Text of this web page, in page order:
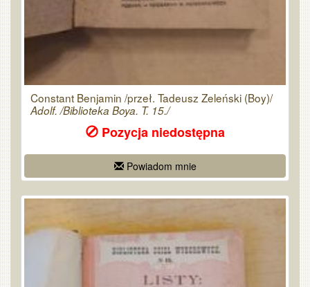
Constant Benjamin /przeł. Tadeusz Zeleński (Boy)/
Adolf. /Biblioteka Boya. T. 15./
Pozycja niedostępna
Powiadom mnie